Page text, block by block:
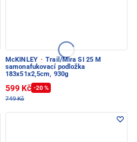
McKINLEY · Trail/Mira SI 25 M
samonafukovací podložka
183x51x2,5cm, 930g
599 Kč -20 %
749 Kč